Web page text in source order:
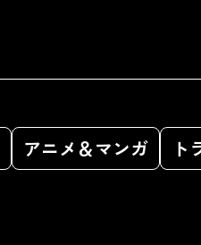
アニメ＆マンガ ト